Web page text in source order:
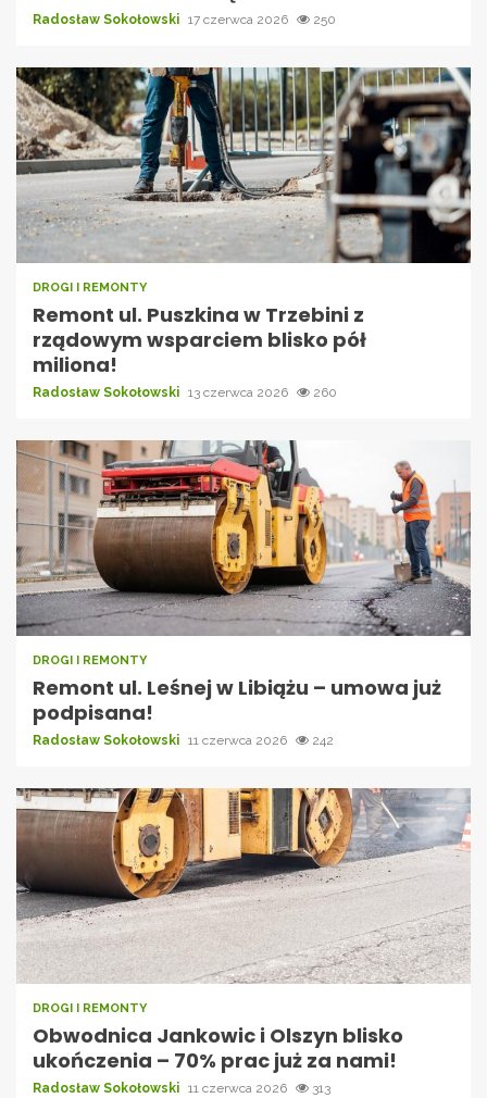
Radosław Sokołowski 17 czerwca 2026 250
DROGI I REMONTY
Remont ul. Puszkina w Trzebini z
rządowym wsparciem blisko pół
miliona!
Radosław Sokołowski 13 czerwca 2026 260
DROGI I REMONTY
Remont ul. Leśnej w Libiążu – umowa już
podpisana!
Radosław Sokołowski 11 czerwca 2026 242
DROGI I REMONTY
Obwodnica Jankowic i Olszyn blisko
ukończenia – 70% prac już za nami!
Radosław Sokołowski 11 czerwca 2026 313